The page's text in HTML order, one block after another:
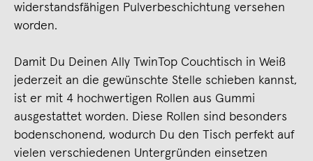
widerstandsfähigen Pulverbeschichtung versehen
worden.
Damit Du Deinen Ally TwinTop Couchtisch in Weiß
jederzeit an die gewünschte Stelle schieben kannst,
ist er mit 4 hochwertigen Rollen aus Gummi
ausgestattet worden. Diese Rollen sind besonders
bodenschonend, wodurch Du den Tisch perfekt auf
vielen verschiedenen Untergründen einsetzen